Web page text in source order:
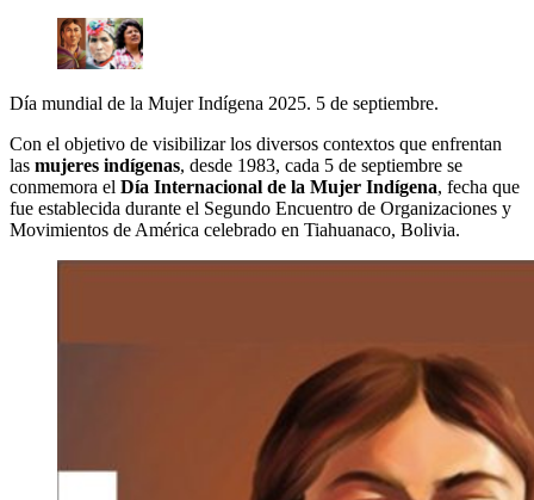
Día mundial de la Mujer Indígena 2025. 5 de septiembre.
Con el objetivo de visibilizar los diversos contextos que enfrentan
las mujeres indígenas, desde 1983, cada 5 de septiembre se
conmemora el Día Internacional de la Mujer Indígena, fecha que
fue establecida durante el Segundo Encuentro de Organizaciones y
Movimientos de América celebrado en Tiahuanaco, Bolivia.